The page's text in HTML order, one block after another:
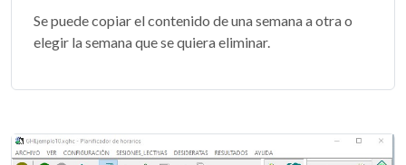
Se puede copiar el contenido de una semana a otra o
elegir la semana que se quiera eliminar.